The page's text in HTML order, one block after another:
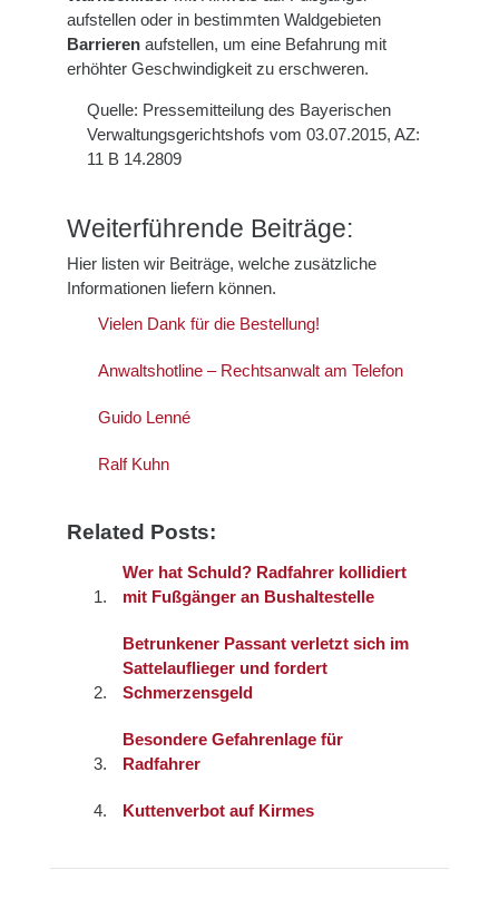
aufstellen oder in bestimmten Waldgebieten
Barrieren aufstellen, um eine Befahrung mit
erhöhter Geschwindigkeit zu erschweren.
Quelle: Pressemitteilung des Bayerischen
Verwaltungsgerichtshofs vom 03.07.2015, AZ:
11 B 14.2809
Weiterführende Beiträge:
Hier listen wir Beiträge, welche zusätzliche
Informationen liefern können.
Vielen Dank für die Bestellung!
Anwaltshotline – Rechtsanwalt am Telefon
Guido Lenné
Ralf Kuhn
Related Posts:
Wer hat Schuld? Radfahrer kollidiert
mit Fußgänger an Bushaltestelle
Betrunkener Passant verletzt sich im
Sattelauflieger und fordert
Schmerzensgeld
Besondere Gefahrenlage für
Radfahrer
Kuttenverbot auf Kirmes